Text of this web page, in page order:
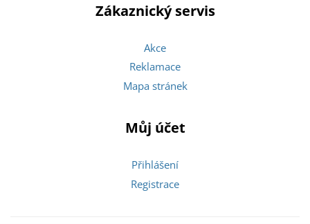
Zákaznický servis
Akce
Reklamace
Mapa stránek
Můj účet
Přihlášení
Registrace